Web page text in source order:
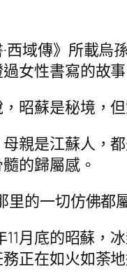
西域傳》所載
女性書寫的故事
昭蘇是秘境，
親是江蘇人，
的歸屬感。
里的一切仿佛都
11月底的昭蘇，
正在如火如荼地